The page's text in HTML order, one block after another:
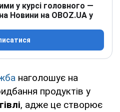
у курсі головного —
Новини на OBOZ.UA у
наголошує на
продуктів у
, адже це створює